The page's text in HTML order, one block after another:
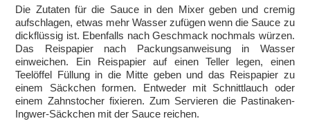
Die Zutaten für die Sauce in den Mixer geben und cremig
aufschlagen, etwas mehr Wasser zufügen wenn die Sauce zu
dickflüssig ist. Ebenfalls nach Geschmack nochmals würzen.
Das Reispapier nach Packungsanweisung in Wasser
einweichen. Ein Reispapier auf einen Teller legen, einen
Teelöffel Füllung in die Mitte geben und das Reispapier zu
einem Säckchen formen. Entweder mit Schnittlauch oder
einem Zahnstocher fixieren. Zum Servieren die Pastinaken-
Ingwer-Säckchen mit der Sauce reichen.